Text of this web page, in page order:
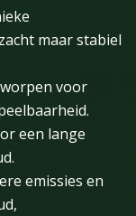
maar stabiel
voor
een lange
emissies en